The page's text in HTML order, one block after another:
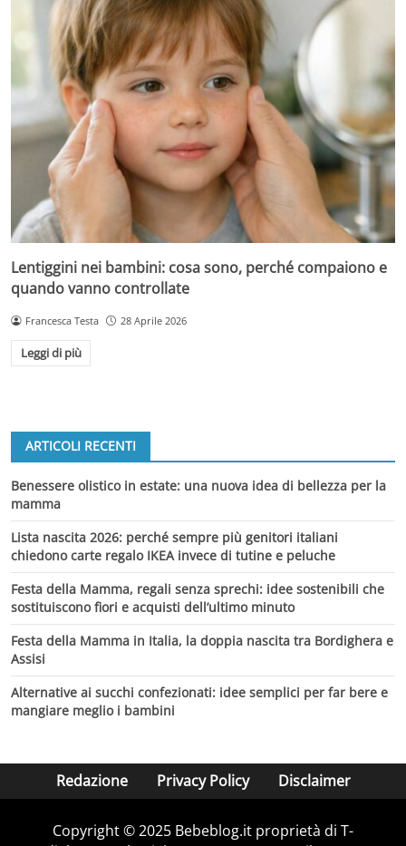
Lentiggini nei bambini: cosa sono, perché compaiono e
quando vanno controllate
Francesca Testa 28 Aprile 2026
Leggi di più
ARTICOLI RECENTI
Benessere olistico in estate: una nuova idea di bellezza per la
mamma
Lista nascita 2026: perché sempre più genitori italiani
chiedono carte regalo IKEA invece di tutine e peluche
Festa della Mamma, regali senza sprechi: idee sostenibili che
sostituiscono fiori e acquisti dell’ultimo minuto
Festa della Mamma in Italia, la doppia nascita tra Bordighera e
Assisi
Alternative ai succhi confezionati: idee semplici per far bere e
mangiare meglio i bambini
Redazione Privacy Policy Disclaimer
Copyright © 2025 Bebeblog.it proprietà di T-